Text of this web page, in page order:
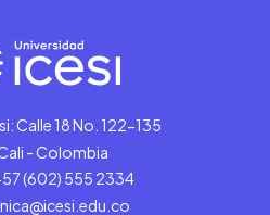
Calle 18 No. 122-135
- Colombia
(602) 555 2334